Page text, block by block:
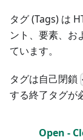
タグ (Tags) は
ント、要素、お
ています。
タグは自己閉鎖
する終了タグが
Open -